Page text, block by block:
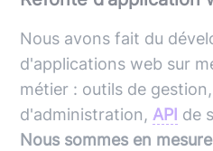
Nous avons fait du
d'applications web sur
métier : outils de
d'administration,API de
Nous sommes en